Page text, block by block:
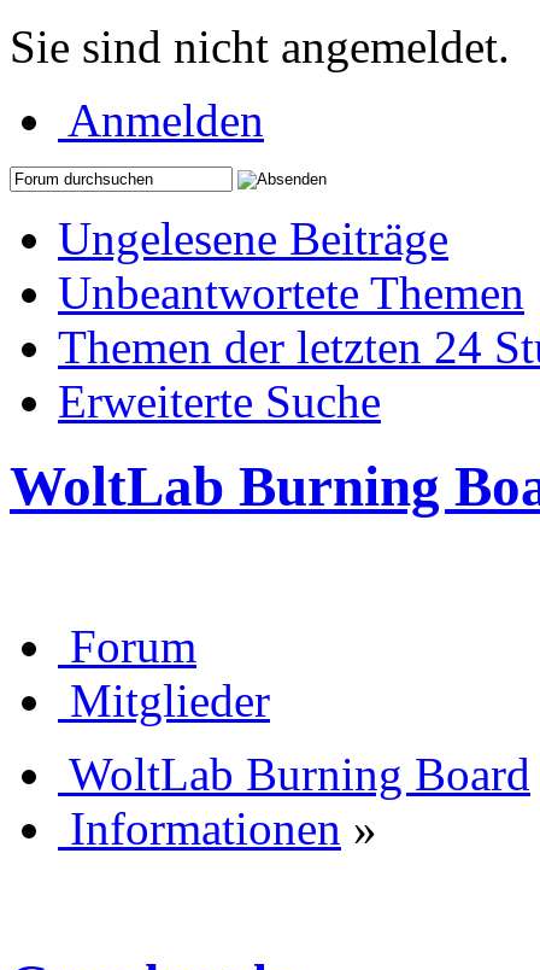
Sie sind nicht angemeldet.
Anmelden
Ungelesene Beiträge
Unbeantwortete Themen
Themen der letzten 24
Erweiterte Suche
WoltLab Burning
Forum
Mitglieder
WoltLab Burning Board
Informationen »